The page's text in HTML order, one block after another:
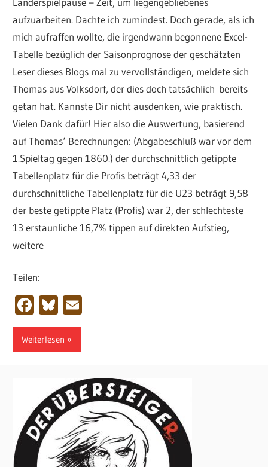
aufzuarbeiten. Dachte ich zumindest. Doch gerade, als ich
mich aufraffen wollte, die irgendwann begonnene Excel-
Tabelle bezüglich der Saisonprognose der geschätzten
Leser dieses Blogs mal zu vervollständigen, meldete sich
Thomas aus Volksdorf, der dies doch tatsächlich bereits
getan hat. Kannste Dir nicht ausdenken, wie praktisch.
Vielen Dank dafür! Hier also die Auswertung, basierend
auf Thomas‘ Berechnungen: (Abgabeschluß war vor dem
1.Spieltag gegen 1860.) der durchschnittlich getippte
Tabellenplatz für die Profis beträgt 4,33 der
durchschnittliche Tabellenplatz für die U23 beträgt 9,58
der beste getippte Platz (Profis) war 2, der schlechteste
13 erstaunliche 16,7% tippen auf direkten Aufstieg,
weitere
Teilen:
Facebook
Bluesky
Weiterlesen